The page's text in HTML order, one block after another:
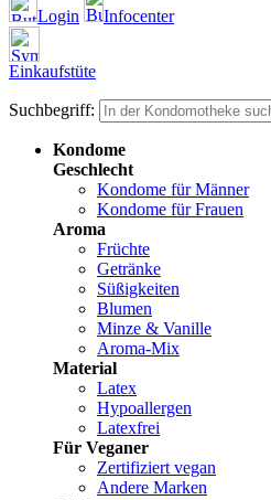
Login Infocenter
Einkaufstüte
Suchbegriff:
Kondome
Geschlecht
Kondome für Männer
Kondome für Frauen
Aroma
Früchte
Getränke
Süßigkeiten
Blumen
Minze & Vanille
Aroma-Mix
Material
Latex
Hypoallergen
Latexfrei
Für Veganer
Zertifiziert vegan
Andere Marken